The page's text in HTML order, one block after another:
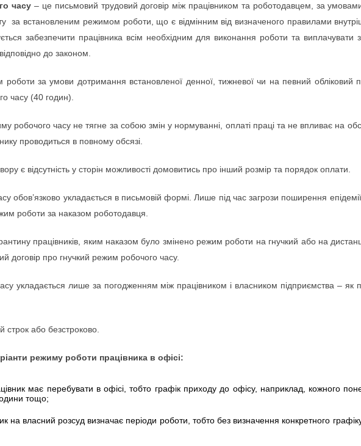
часу – це письмовий трудовий договір між працівником та роботодавцем, за
за встановленим режимом роботи, що є відмінним від визначеного правилами
забезпечити працівника всім необхідним для виконання роботи та виплачувати
до законом.
за умови дотримання встановленої денної, тижневої чи на певний обліковий
часу (40 годин).
робочого часу не тягне за собою змін у нормуванні, оплаті праці та не впливає на
проводиться в повному обсязі.
є відсутність у сторін можливості домовитись про інший розмір та порядок оплати.
обов’язково укладається в письмовій формі. Лише під час загрози поширення
роботи за наказом роботодавця.
працівників, яким наказом було змінено режим роботи на гнучкий або на
договір про гнучкий режим робочого часу.
укладається лише за погодженням між працівником і власником підприємства – як
строк або безстроково.
режиму роботи працівника в офісі:
має перебувати в офісі, тобто графік приходу до офісу, наприклад, кожного
тощо;
на власний розсуд визначає періоди роботи, тобто без визначення конкретного